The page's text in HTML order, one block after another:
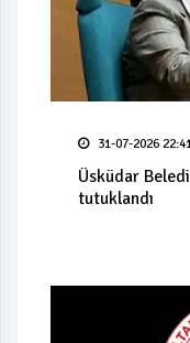
31-07-2026
Üsküdar
tutuklandı